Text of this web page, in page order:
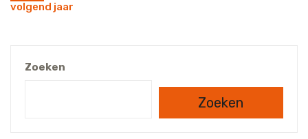
volgend jaar
Zoeken
Zoeken